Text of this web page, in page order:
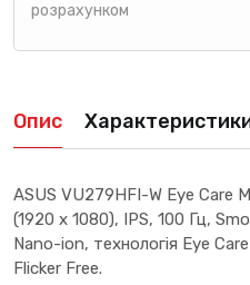
розрахунком
Опис
ASUS VU279HFI-W Eye Care
(1920 x 1080), IPS, 100 Гц,
Nano-ion, технологія Eye
Flicker Free.